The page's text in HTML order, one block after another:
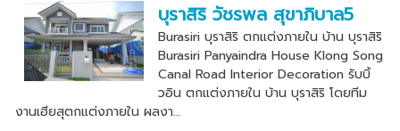
บุราสิริ วัชรพล สุขาภิบาล5
Burasiri บุราสิริ ตกแต่งภายใน บ้าน บุราสิริ
Burasiri Panyaindra House Klong Song
Canal Road Interior Decoration รับบิ้
วอิน ตกแต่งภายใน บ้าน บุราสิริ โดยทีม
งานเฮียสุตกแต่งภายใน ผลงา...